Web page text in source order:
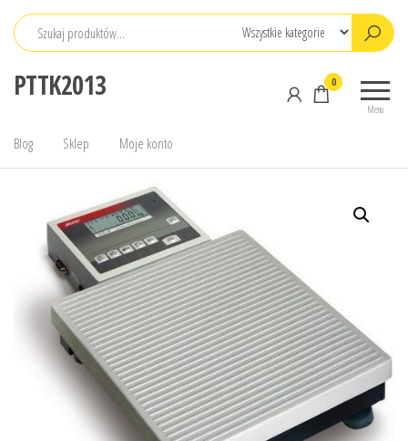
Przejdź
PTTK2013
Menu
0
Blog Sklep Moje konto